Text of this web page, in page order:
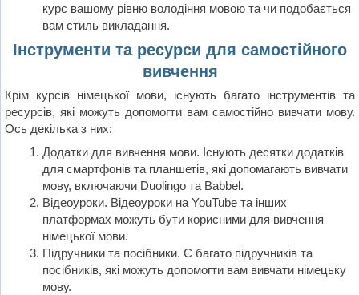
курс вашому рівню володіння мовою та чи подобається
вам стиль викладання.
Інструменти та ресурси для самостійного
вивчення
Крім курсів німецької мови, існують багато інструментів та
ресурсів, які можуть допомогти вам самостійно вивчати мову.
Ось декілька з них:
Додатки для вивчення мови. Існують десятки додатків
для смартфонів та планшетів, які допомагають вивчати
мову, включаючи Duolingo та Babbel.
Відеоуроки. Відеоуроки на YouTube та інших
платформах можуть бути корисними для вивчення
німецької мови.
Підручники та посібники. Є багато підручників та
посібників, які можуть допомогти вам вивчати німецьку
мову.